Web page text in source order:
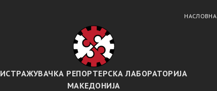
НАСЛОВНА
ИСТРАЖУВАЧКА РЕПОРТЕРСКА ЛАБОРАТОРИЈА
МАКЕДОНИЈА